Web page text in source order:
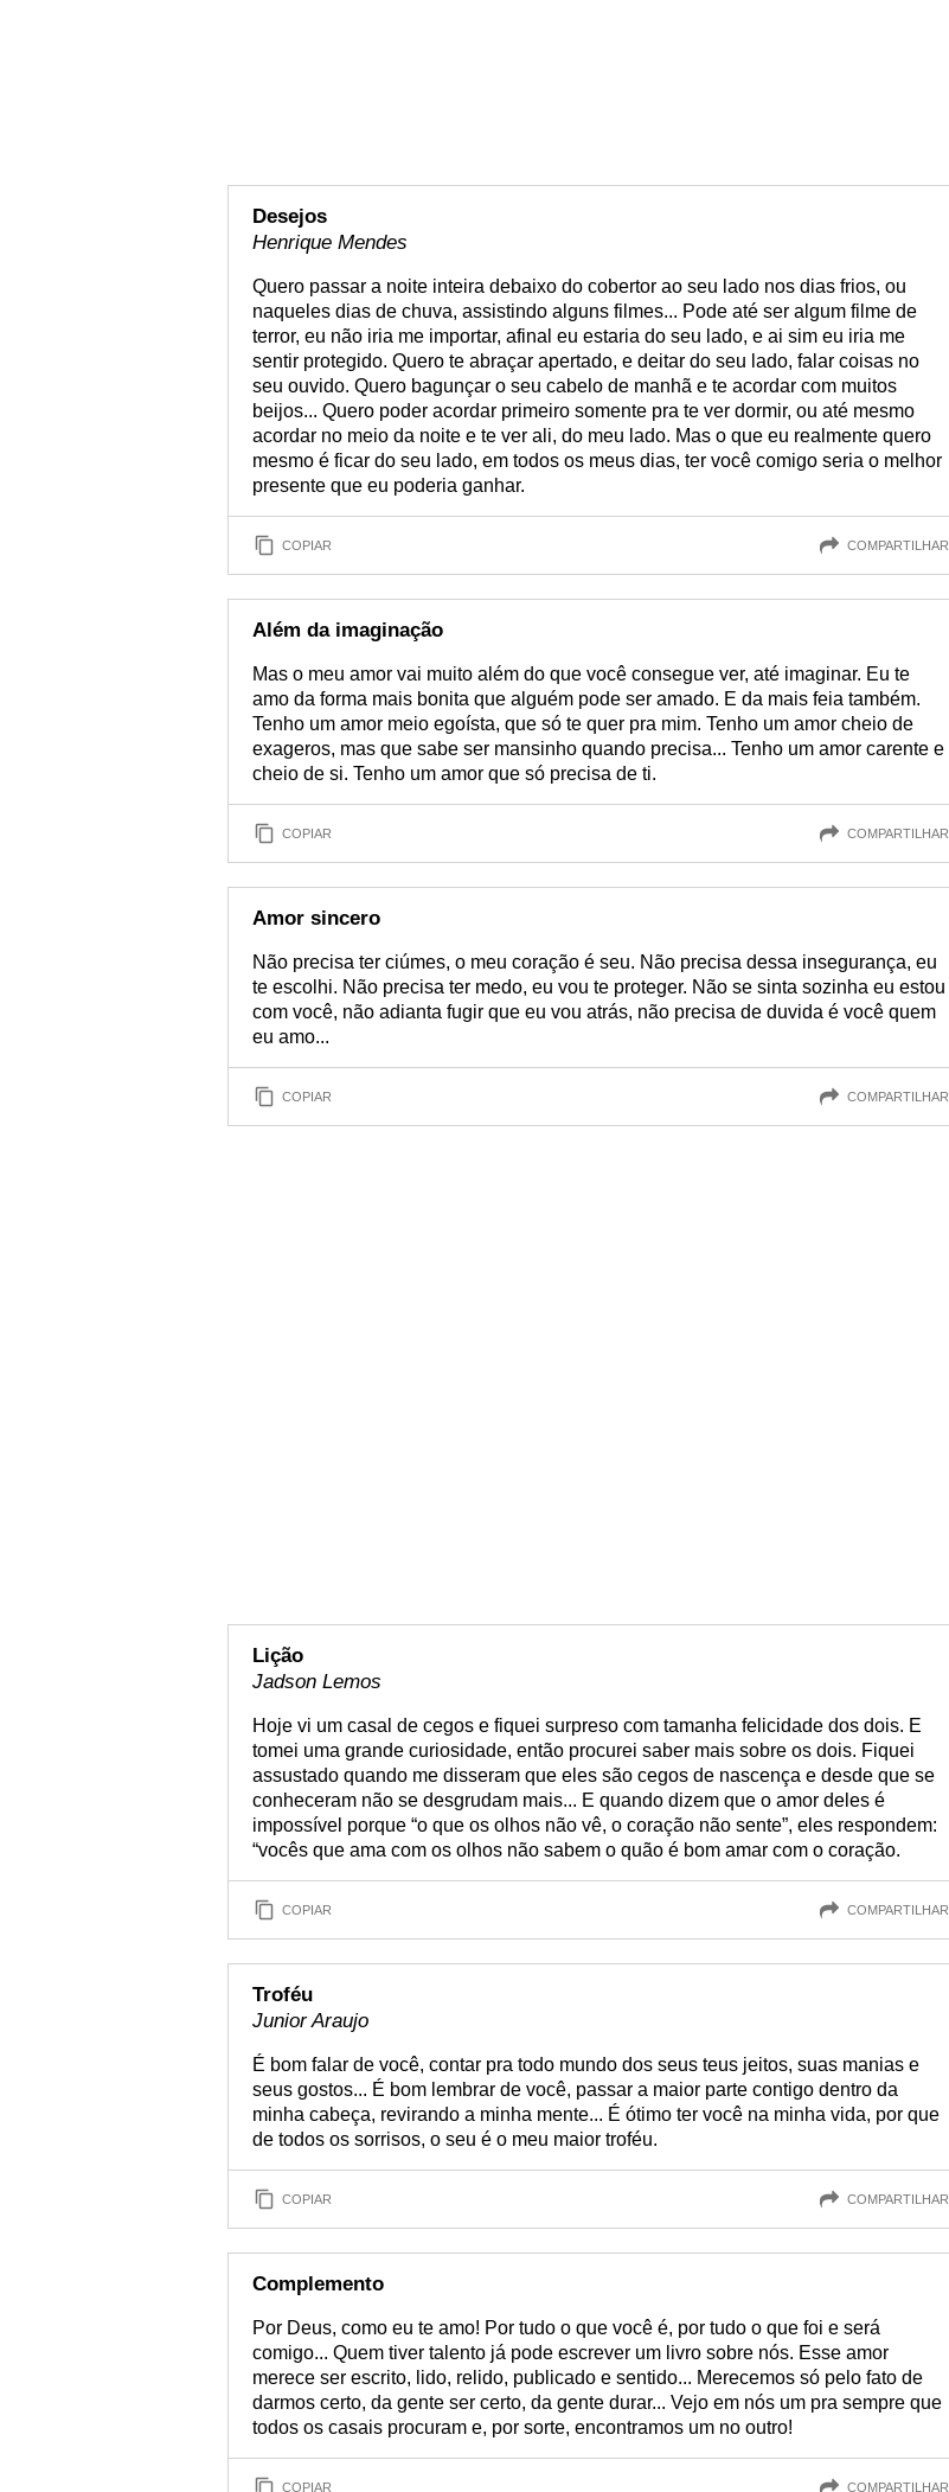
Desejos
Henrique Mendes
Quero passar a noite inteira debaixo do cobertor ao seu lado nos dias frios, ou
naqueles dias de chuva, assistindo alguns filmes... Pode até ser algum filme de
terror, eu não iria me importar, afinal eu estaria do seu lado, e ai sim eu iria me
sentir protegido. Quero te abraçar apertado, e deitar do seu lado, falar coisas no
seu ouvido. Quero bagunçar o seu cabelo de manhã e te acordar com muitos
beijos... Quero poder acordar primeiro somente pra te ver dormir, ou até mesmo
acordar no meio da noite e te ver ali, do meu lado. Mas o que eu realmente quero
mesmo é ficar do seu lado, em todos os meus dias, ter você comigo seria o melhor
presente que eu poderia ganhar.
COPIAR COMPARTILHAR
Além da imaginação
Mas o meu amor vai muito além do que você consegue ver, até imaginar. Eu te
amo da forma mais bonita que alguém pode ser amado. E da mais feia também.
Tenho um amor meio egoísta, que só te quer pra mim. Tenho um amor cheio de
exageros, mas que sabe ser mansinho quando precisa... Tenho um amor carente e
cheio de si. Tenho um amor que só precisa de ti.
COPIAR COMPARTILHAR
Amor sincero
Não precisa ter ciúmes, o meu coração é seu. Não precisa dessa insegurança, eu
te escolhi. Não precisa ter medo, eu vou te proteger. Não se sinta sozinha eu estou
com você, não adianta fugir que eu vou atrás, não precisa de duvida é você quem
eu amo...
COPIAR COMPARTILHAR
Lição
Jadson Lemos
Hoje vi um casal de cegos e fiquei surpreso com tamanha felicidade dos dois. E
tomei uma grande curiosidade, então procurei saber mais sobre os dois. Fiquei
assustado quando me disseram que eles são cegos de nascença e desde que se
conheceram não se desgrudam mais... E quando dizem que o amor deles é
impossível porque “o que os olhos não vê, o coração não sente”, eles respondem:
“vocês que ama com os olhos não sabem o quão é bom amar com o coração.
COPIAR COMPARTILHAR
Troféu
Junior Araujo
É bom falar de você, contar pra todo mundo dos seus teus jeitos, suas manias e
seus gostos... É bom lembrar de você, passar a maior parte contigo dentro da
minha cabeça, revirando a minha mente... É ótimo ter você na minha vida, por que
de todos os sorrisos, o seu é o meu maior troféu.
COPIAR COMPARTILHAR
Complemento
Por Deus, como eu te amo! Por tudo o que você é, por tudo o que foi e será
comigo... Quem tiver talento já pode escrever um livro sobre nós. Esse amor
merece ser escrito, lido, relido, publicado e sentido... Merecemos só pelo fato de
darmos certo, da gente ser certo, da gente durar... Vejo em nós um pra sempre que
todos os casais procuram e, por sorte, encontramos um no outro!
COPIAR COMPARTILHAR